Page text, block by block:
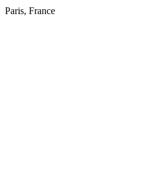
Paris, France